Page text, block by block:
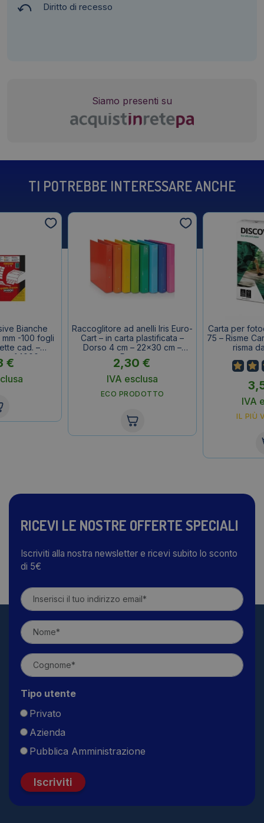
Diritto di recesso
Siamo presenti su
TI POTREBBE INTERESSARE ANCHE
Bianche
-100 fogli
cad. –
€
Raccoglitore ad anelli Iris Euro-
Cart – in carta plastificata –
Dorso 4 cm – 22×30 cm –
Rosso
2,30 €
IVA esclusa
ECO PRODOTTO
Carta per
75 – Risme
risma
IVA
IL PIÙ
RICEVI LE NOSTRE OFFERTE SPECIALI
Iscriviti alla nostra newsletter e ricevi subito lo sconto
di 5€
Tipo utente
Privato
Azienda
Pubblica Amministrazione
Iscriviti